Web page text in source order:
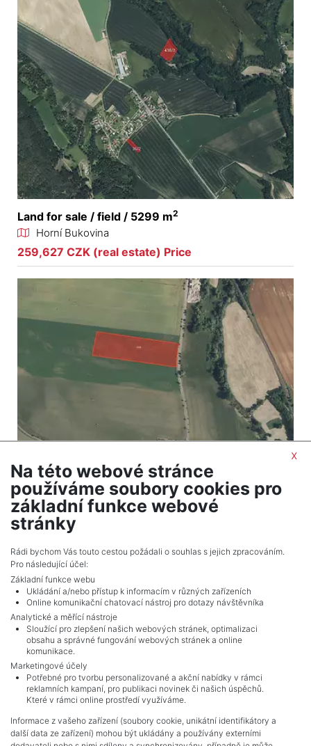
Land for sale / field / 5299 m2
Horní Bukovina
259,627 CZK (real estate) Price
Land for sale / field / 25197 m2
Všejany
1,385,835 CZK (real estate) Price
Adverts total10.
NAVIGACE
Terms and conditions
Protection of personal data
x
Na této webové stránce
používáme soubory cookies pro
základní funkce webové
stránky
Rádi bychom Vás touto cestou požádali o souhlas s jejich zpracováním.
Pro následující účel:
Základní funkce webu
Ukládání a/nebo přístup k informacím v různých zařízeních
Online komunikační chatovací nástroj pro dotazy návštěvníka
Analytické a měřící nástroje
Sloužící pro zlepšení našich webových stránek, optimalizaci
obsahu a správné fungování webových stránek a online
komunikace.
Marketingové účely
Potřebné pro tvorbu personalizované a akční nabídky v rámci
reklamních kampaní, pro publikaci novinek či našich úspěchů.
Které v rámci online prostředí využíváme.
Informace z vašeho zařízení (soubory cookie, unikátní identifikátory a
další data ze zařízení) mohou být ukládány a používány externími